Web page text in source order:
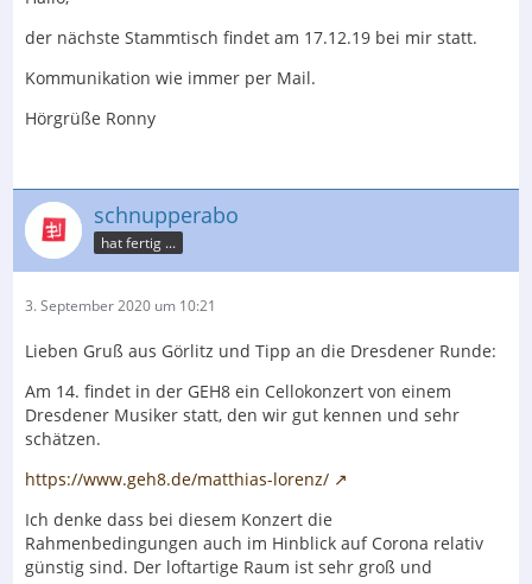
der nächste Stammtisch findet am 17.12.19 bei mir statt.
Kommunikation wie immer per Mail.
Hörgrüße Ronny
schnupperabo
hat fertig ...
3. September 2020 um 10:21
Lieben Gruß aus Görlitz und Tipp an die Dresdener Runde:
Am 14. findet in der GEH8 ein Cellokonzert von einem
Dresdener Musiker statt, den wir gut kennen und sehr
schätzen.
https://www.geh8.de/matthias-lorenz/
Ich denke dass bei diesem Konzert die
Rahmenbedingungen auch im Hinblick auf Corona relativ
günstig sind. Der loftartige Raum ist sehr groß und